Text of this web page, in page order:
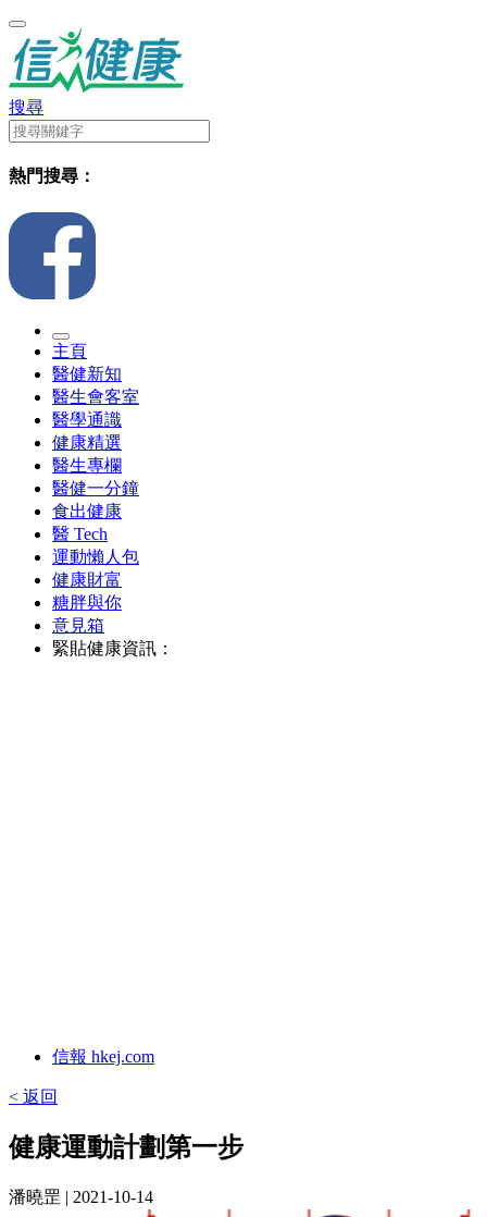
搜尋
熱門搜尋：
主頁
醫健新知
醫生會客室
醫學通識
健康精選
醫生專欄
醫健一分鐘
食出健康
醫 Tech
運動懶人包
健康財富
糖胖與你
意見箱
緊貼健康資訊：
信報 hkej.com
< 返回
健康運動計劃第一步
潘曉罡 | 2021-10-14